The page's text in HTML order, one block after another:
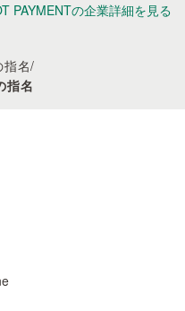
PAYMENTの企業詳細を見る
指名/
指名